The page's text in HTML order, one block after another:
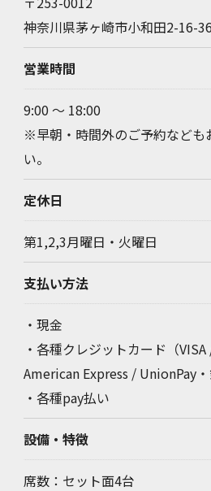
神奈川県茅ヶ崎市小和田2-16-
営業時間
9:00 ～ 18:00
※早朝・時間外のご予約なども
い。
定休日
第1,2,3月曜日・火曜日
支払い方法
・現金
・各種クレジットカード（
American Express / UnionPay・
・各種pay払い
設備・特徴
席数：セット面4台